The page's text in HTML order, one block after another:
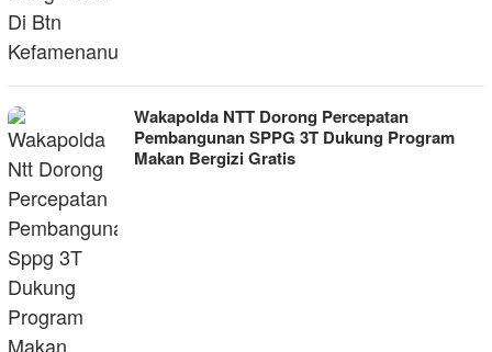
Wakapolda NTT Dorong Percepatan
Pembangunan SPPG 3T Dukung Program
Makan Bergizi Gratis